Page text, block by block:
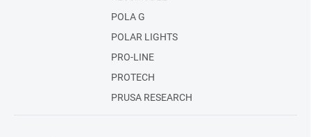
POLA G
POLAR LIGHTS
PRO-LINE
PROTECH
PRUSA RESEARCH